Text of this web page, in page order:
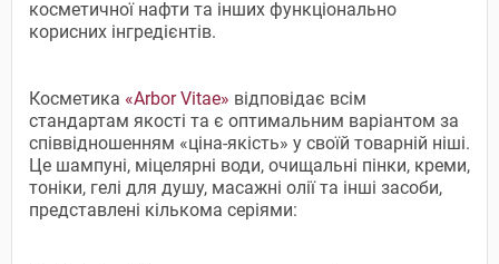
косметичної нафти та інших функціонально
корисних інгредієнтів.
Косметика «Arbor Vitae» відповідає всім
стандартам якості та є оптимальним варіантом за
співвідношенням «ціна-якість» у своїй товарній ніші.
Це шампуні, міцелярні води, очищальні пінки, креми,
тоніки, гелі для душу, масажні олії та інші засоби,
представлені кількома серіями: